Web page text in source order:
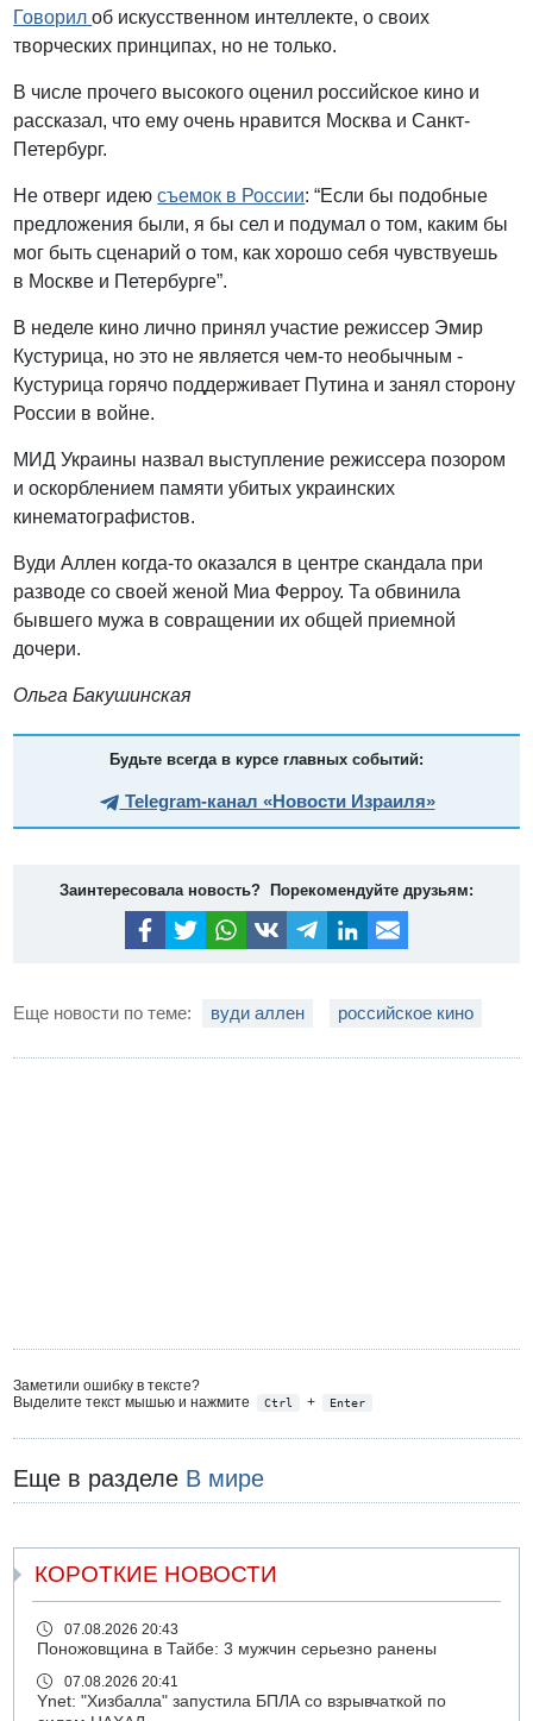
Говорилоб искусственном интеллекте, о своих
творческих принципах, но не только.
В числе прочего высокого оценил российское кино и
рассказал, что ему очень нравится Москва и Санкт-
Петербург.
Не отверг идеюсъемок в России: “Если бы подобные
предложения были, я бы сел и подумал о том, каким бы
мог быть сценарий о том, как хорошо себя чувствуешь
в Москве и Петербурге”.
В неделе кино лично принял участие режиссер Эмир
Кустурица, но это не является чем-то необычным -
Кустурица горячо поддерживает Путина и занял сторону
России в войне.
МИД Украины назвал выступление режиссера позором
и оскорблением памяти убитых украинских
кинематографистов.
Вуди Аллен когда-то оказался в центре скандала при
разводе со своей женой Миа Ферроу. Та обвинила
бывшего мужа в совращении их общей приемной
дочери.
Ольга Бакушинская
Будьте всегда в курсе главных событий:
Telegram-канал «Новости Израиля»
Заинтересовала новость? Порекомендуйте друзьям:
Еще новости по теме: вуди аллен российское кино
Заметили ошибку в тексте?
Выделите текст мышью и нажмите
Ctrl + Enter
Еще в разделе В мире
КОРОТКИЕ НОВОСТИ
07.08.2026 20:43
Поножовщина в Тайбе: 3 мужчин серьезно ранены
07.08.2026 20:41
Ynet: "Хизбалла" запустила БПЛА со взрывчаткой по